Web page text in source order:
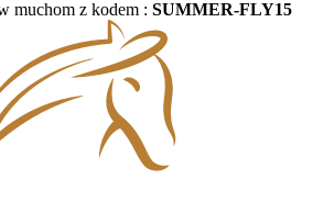
muchom z kodem : SUMMER-FLY15